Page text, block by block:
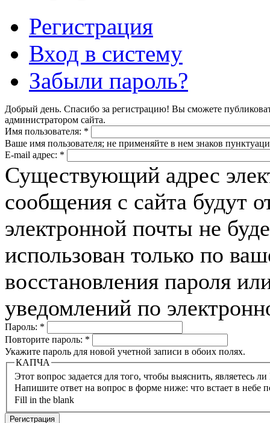
Регистрация
Вход в систему
Забыли пароль?
Добрый день. Спасибо за регистрацию! Вы сможете
администратором сайта.
Имя пользователя: *
Ваше имя пользователя; не применяйте в нем знаков
E-mail адрес: *
Существующий адрес
сообщения с сайта будут
электронной почты не
использован только по
восстановления пароля
уведомлений по
Пароль: *
Повторите пароль: *
Укажите пароль для новой учетной записи в обоих полях.
КАПЧА
Напишите ответ на вопрос в форме ниже: что встает в небе
Fill in the blank